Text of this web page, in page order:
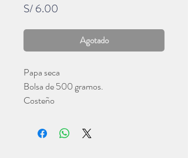
S/ 6.00
Agotado
Papa seca
Bolsa de 500 gramos.
Costeño